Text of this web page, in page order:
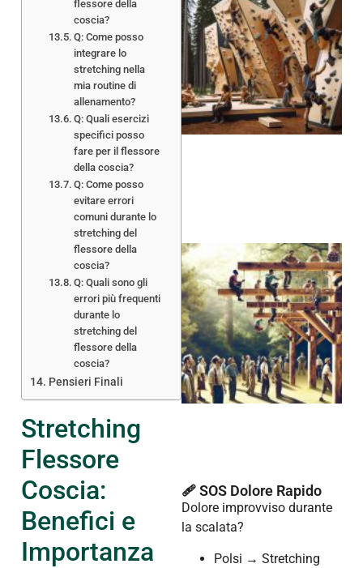
flessore della
coscia?
Q: Come posso
integrare lo
stretching nella
mia routine di
allenamento?
Q: Quali esercizi
specifici posso
fare per il flessore
della coscia?
Q: Come posso
evitare errori
comuni durante lo
stretching del
flessore della
coscia?
Q: Quali sono gli
errori più frequenti
durante lo
stretching del
flessore della
coscia?
Pensieri Finali
Stretching
Flessore
Coscia:
Benefici e
Importanza
🩹 SOS Dolore Rapido
Dolore improvviso durante
la scalata?
Polsi → Stretching